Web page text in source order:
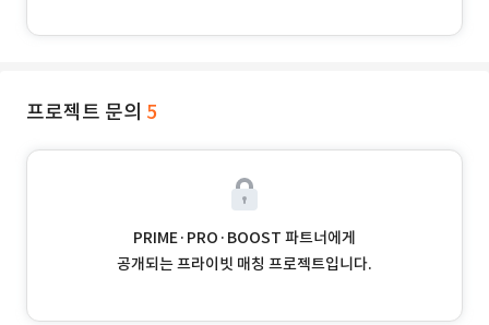
프로젝트 문의 5
PRIME·PRO·BOOST 파트너에게
공개되는 프라이빗 매칭 프로젝트입니다.